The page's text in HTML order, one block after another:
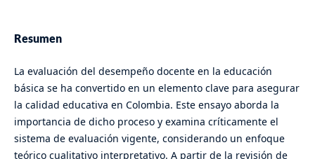
Resumen
La evaluación del desempeño docente en la educación
básica se ha convertido en un elemento clave para asegurar
la calidad educativa en Colombia. Este ensayo aborda la
importancia de dicho proceso y examina críticamente el
sistema de evaluación vigente, considerando un enfoque
teórico cualitativo interpretativo. A partir de la revisión de